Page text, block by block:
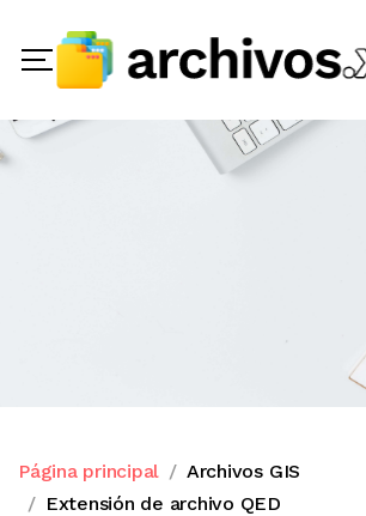
Página principal
Archivos GIS
Extensión de archivo QED